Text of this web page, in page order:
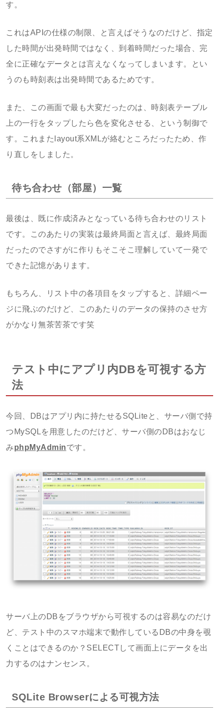
す。
これはAPIの仕様の制限、と言えばそうなのだけど、指定
した時間が出発時間ではなく、到着時間だった場合、完
全に正確なデータとは言えなくなってしまいます。とい
うのも時刻表は出発時間であるためです。
また、この画面で最も大変だったのは、時刻表テーブル
上の一行をタップしたら色を変化させる、という制御で
す。これまたlayout系XMLが絡むところだったため、作
り直しをしました。
待ち合わせ（部屋）一覧
最後は、既に作成済みとなっている待ち合わせのリスト
です。このあたりの実装は最終局面と言えば、最終局面
だったのでさすがに作りもそこそこ理解していて一発で
できた記憶があります。
もちろん、リスト中の各項目をタップすると、詳細ペー
ジに飛ぶのだけど、このあたりのデータの保持のさせ方
がかなり無茶苦茶です笑
テスト中にアプリ内DBを可視する方
法
今回、DBはアプリ内に持たせるSQLiteと、サーバ側で持
つMySQLを用意したのだけど、サーバ側のDBはおなじ
みphpMyAdminです。
サーバ上のDBをブラウザから可視するのは容易なのだけ
ど、テスト中のスマホ端末で動作しているDBの中身を覗
くことはできるのか？SELECTして画面上にデータを出
力するのはナンセンス。
SQLite Browserによる可視方法